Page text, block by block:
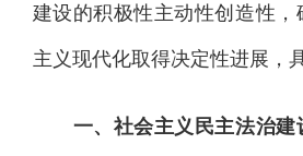
建设的积极性主动性创造性，
主义现代化取得决定性进展，
一、社会主义民主法治建